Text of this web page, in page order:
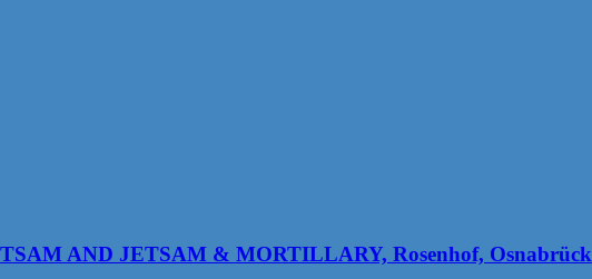
AND JETSAM & MORTILLARY, Rosenhof, Osnabrück